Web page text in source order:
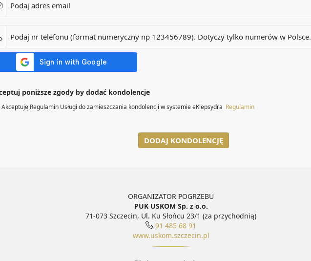
Podaj adres email
Podaj nr telefonu (format numeryczny np 123456789). Dotyczy tylko numerów w Polsce.
poniższe zgody by dodać kondolencje
Akceptuję Regulamin Usługi do zamieszczania kondolencji w systemie eKlepsydra Regulamin
DODAJ KONDOLENCJĘ
ORGANIZATOR POGRZEBU
PUK USKOM Sp. z o.o.
71-073 Szczecin, Ul. Ku Słońcu 23/1 (za przychodnią)
91 485 68 91
www.uskom.szczecin.pl